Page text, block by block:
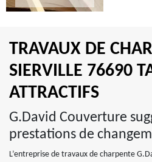
TRAVAUX DE
SIERVILLE 76690
ATTRACTIFS
G.David Couverture
prestations de
L’entreprise de travaux de charpente